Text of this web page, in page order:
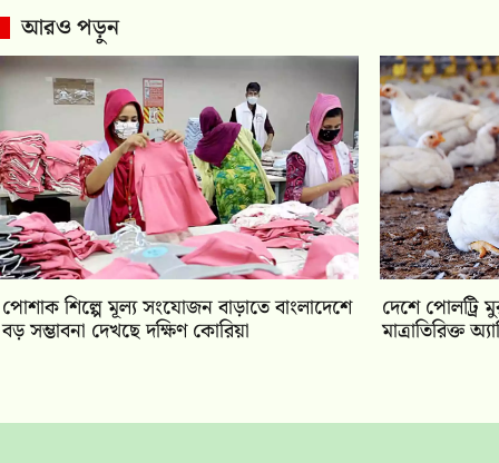
আরও পড়ুন
পোশাক শিল্পে মূল্য সংযোজন বাড়াতে বাংলাদেশে
বড় সম্ভাবনা দেখছে দক্ষিণ কোরিয়া
দেশে পোলট্রি
মাত্রাতিরিক্ত